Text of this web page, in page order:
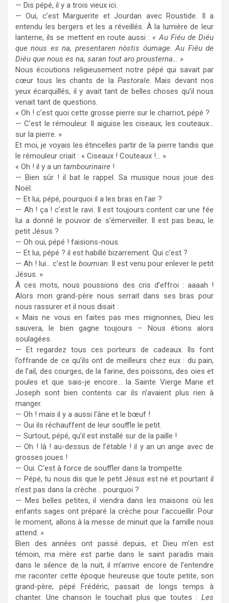
— Dis pépé, il y a trois vieux ici.
— Oui, c’est Marguerite et Jourdan avec Roustide. Il a
entendu les bergers et les a réveillés. À la lumière de leur
lanterne, ils se mettent en route aussi :« Au Fiéu de Diéu
que nous es na, presentaren nòstis óumage. Au Fiéu de
Diéu que nous es na, saran tout aro prousterna… »
Nous écoutions religieusement notre pépé qui savait par
cœur tous les chants de la Pastorale. Mais devant nos
yeux écarquillés, il y avait tant de belles choses qu’il nous
venait tant de questions.
« Oh ! c’est quoi cette grosse pierre sur le charriot, pépé ?
— C’est le rémouleur. Il aiguise les ciseaux, les couteaux…
sur la pierre. »
Et moi, je voyais les étincelles partir de la pierre tandis que
le rémouleur criait : « Ciseaux ! Couteaux !… »
« Oh ! il y a un tambourinaire !
— Bien sûr ! il bat le rappel. Sa musique nous joue des
Noël.
— Et lui, pépé, pourquoi il a les bras en l’air ?
— Ah ! ça ! c’est le ravi. Il est toujours content car une fée
lui a donné le pouvoir de s’émerveiller. Il est pas beau, le
petit Jésus ?
— Oh oui, pépé ! faisions-nous.
— Et lui, pépé ? il est habillé bizarrement. Qui c’est ?
— Ah ! lui… c’est le boumian. Il est venu pour enlever le petit
Jésus. »
À ces mots, nous poussions des cris d’effroi : aaaah !
Alors mon grand-père nous serrait dans ses bras pour
nous rassurer et il nous disait :
« Mais ne vous en faites pas mes mignonnes, Dieu les
sauvera, le bien gagne toujours – Nous étions alors
soulagées.
— Et regardez tous ces porteurs de cadeaux. Ils font
l’offrande de ce qu’ils ont de meilleurs chez eux : du pain,
de l’ail, des courges, de la farine, des poissons, des oies et
poules et que sais-je encore… la Sainte Vierge Marie et
Joseph sont bien contents car ils n’avaient plus rien à
manger.
— Oh ! mais il y a aussi l’âne et le bœuf !
— Oui ils réchauffent de leur souffle le petit.
— Surtout, pépé, qu’il est installé sur de la paille !
— Oh ! là ! au-dessus de l’étable ! il y an un ange avec de
grosses joues !
— Oui. C’est à force de souffler dans la trompette.
— Pépé, tu nous dis que le petit Jésus est né et pourtant il
n’est pas dans la crèche… pourquoi ?
— Mes belles petites, il viendra dans les maisons où les
enfants sages ont préparé la crèche pour l’accueillir. Pour
le moment, allons à la messe de minuit que la famille nous
attend. »
Bien des années ont passé depuis, et Dieu m’en est
témoin, ma mère est partie dans le saint paradis mais
dans le silence de la nuit, il m’arrive encore de l’entendre
me raconter cette époque heureuse que toute petite, son
grand-père, pépé Frédéric, passait de longs temps à
chanter. Une chanson le touchait plus que toutes : Les